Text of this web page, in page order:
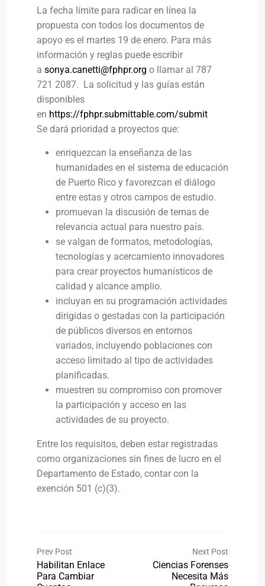
La fecha límite para radicar en línea la
propuesta con todos los documentos de
apoyo es el martes 19 de enero. Para más
información y reglas puede escribir
a sonya.canetti@fphpr.org o llamar al 787
721 2087. La solicitud y las guías están
disponibles
en https://fphpr.submittable.com/submit
Se dará prioridad a proyectos que:
enriquezcan la enseñanza de las
humanidades en el sistema de educación
de Puerto Rico y favorezcan el diálogo
entre estas y otros campos de estudio.
promuevan la discusión de temas de
relevancia actual para nuestro país.
se valgan de formatos, metodologías,
tecnologías y acercamiento innovadores
para crear proyectos humanísticos de
calidad y alcance amplio.
incluyan en su programación actividades
dirigidas o gestadas con la participación
de públicos diversos en entornos
variados, incluyendo poblaciones con
acceso limitado al tipo de actividades
planificadas.
muestren su compromiso con promover
la participación y acceso en las
actividades de su proyecto.
Entre los requisitos, deben estar registradas
como organizaciones sin fines de lucro en el
Departamento de Estado, contar con la
exención 501 (c)(3).
Prev Post
Habilitan Enlace
Para Cambiar
Next Post
Ciencias Forenses
Necesita Más